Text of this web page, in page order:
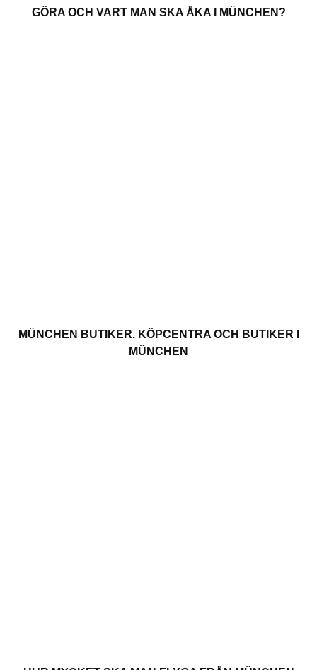
GÖRA OCH VART MAN SKA ÅKA I MÜNCHEN?
MÜNCHEN BUTIKER. KÖPCENTRA OCH BUTIKER I
MÜNCHEN